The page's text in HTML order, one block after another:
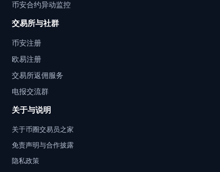
币安合约异动监控
交易所与社群
币安注册
欧易注册
交易所返佣服务
电报交流群
关于与说明
关于币圈交易员之家
免责声明与合作披露
隐私政策